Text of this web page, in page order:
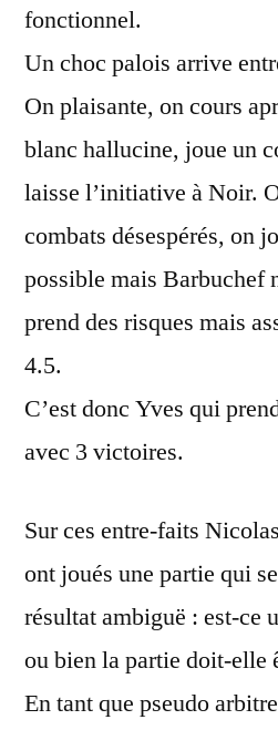
fonctionnel.
Un choc palois arrive
On plaisante, on cours
blanc hallucine, joue un
laisse l’initiative à Noir.
combats désespérés, on
possible mais Barbuchef
prend des risques mais
4.5.
C’est donc Yves qui
avec 3 victoires.
Sur ces entre-faits
ont joués une partie qui
résultat ambiguë : est-ce
ou bien la partie doit-elle
En tant que pseudo